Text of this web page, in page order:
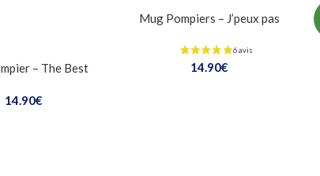
– The Best
14.90€
Mug Pompiers – J’peux pas
14.90€